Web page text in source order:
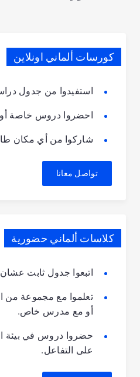
كورسات ألماني اونلاين
استفيدوا من جدول
احضروا دروس خاصة أو
شاركوا من أي مكان
تواصل معانا
كلاسات ألماني حضورية
اتبعوا جدول ثابت
تعلموا مع مجموعة من
أو مع مدرس خاص.
حضروا دروس في بيئة
على التفاعل.